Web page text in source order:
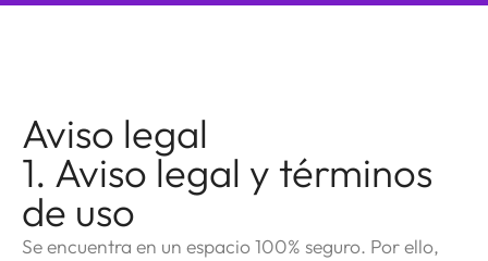
Ir
Aviso legal
1. Aviso legal y términos
de uso
Se encuentra en un espacio 100% seguro. Por ello,